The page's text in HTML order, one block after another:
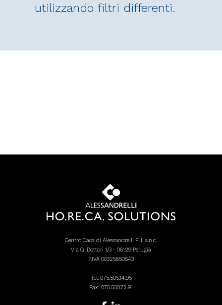
utilizzando filtri differenti.
Centro Casa di Alessandrelli F.lli s.n.c.
Via G. Dottori 1/3 - 06129 Perugia
P.IVA 00325850543
Tel. 075.505.14.95
Fax: 075.500.72.91